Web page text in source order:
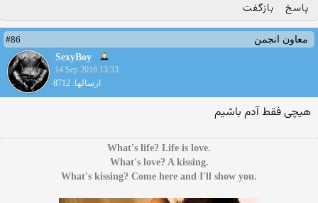
پاسخ بازگفت
معاون انجمن
#86
SexyBoy
14 Sep 2016 13:33
ارسالها: 8712
هیچی فقط آدم باشیم
.What's life? Life is love
.What's love? A kissing
.What's kissing? Come here and I'll show you